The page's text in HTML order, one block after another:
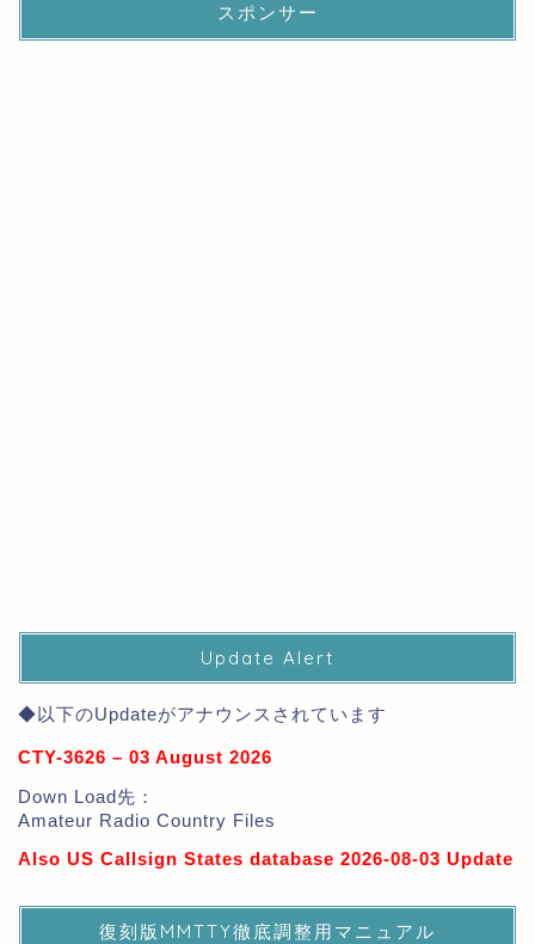
スポンサー
Update Alert
◆以下のUpdateがアナウンスされています
CTY-3626 – 03 August 2026
Down Load先：
Amateur Radio Country Files
Also US Callsign States database 2026-08-03 Update
復刻版MMTTY徹底調整用マニュアル